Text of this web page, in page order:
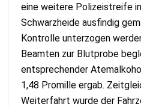
eine weitere Polizeistreife
Schwarzheide ausfindig
Kontrolle unterzogen
Beamten zur Blutprobe
entsprechender
1,48 Promille ergab.
Weiterfahrt wurde der